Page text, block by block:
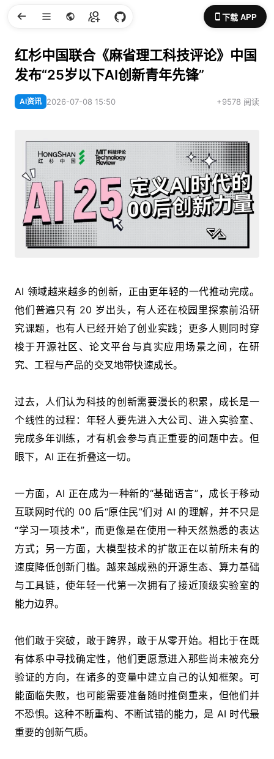
下载 APP
红杉中国联合《麻省理工科技评论》中国
发布“25岁以下AI创新青年先锋”
AI资讯 2026-07-08 15:50 +9578 阅读
AI 领域越来越多的创新，正由更年轻的一代推动完成。
他们普遍只有 20 岁出头，有人还在校园里探索前沿研
究课题，也有人已经开始了创业实践；更多人则同时穿
梭于开源社区、论文平台与真实应用场景之间，在研
究、工程与产品的交叉地带快速成长。
过去，人们认为科技的创新需要漫长的积累，成长是一
个线性的过程：年轻人要先进入大公司、进入实验室、
完成多年训练，才有机会参与真正重要的问题中去。但
眼下，AI 正在折叠这一切。
一方面，AI 正在成为一种新的“基础语言”，成长于移动
互联网时代的 00 后“原住民”们对 AI 的理解，并不只是
“学习一项技术”，而更像是在使用一种天然熟悉的表达
方式；另一方面，大模型技术的扩散正在以前所未有的
速度降低创新门槛。越来越成熟的开源生态、算力基础
与工具链，使年轻一代第一次拥有了接近顶级实验室的
能力边界。
他们敢于突破，敢于跨界，敢于从零开始。相比于在既
有体系中寻找确定性，他们更愿意进入那些尚未被充分
验证的方向，在诸多的变量中建立自己的认知框架。可
能面临失败，也可能需要准备随时推倒重来，但他们并
不恐惧。这种不断重构、不断试错的能力，是 AI 时代最
重要的创新气质。